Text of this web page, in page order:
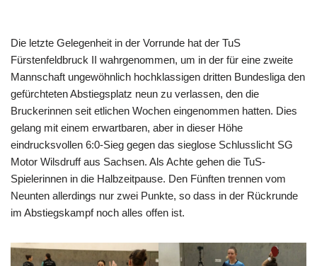
Die letzte Gelegenheit in der Vorrunde hat der TuS
Fürstenfeldbruck II wahrgenommen, um in der für eine zweite
Mannschaft ungewöhnlich hochklassigen dritten Bundesliga den
gefürchteten Abstiegsplatz neun zu verlassen, den die
Bruckerinnen seit etlichen Wochen eingenommen hatten. Dies
gelang mit einem erwartbaren, aber in dieser Höhe
eindrucksvollen 6:0-Sieg gegen das sieglose Schlusslicht SG
Motor Wilsdruff aus Sachsen. Als Achte gehen die TuS-
Spielerinnen in die Halbzeitpause. Den Fünften trennen vom
Neunten allerdings nur zwei Punkte, so dass in der Rückrunde
im Abstiegskampf noch alles offen ist.